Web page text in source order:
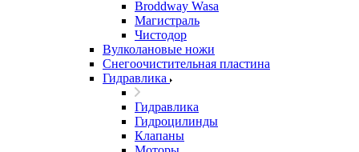
Broddway Wasa
Магистраль
Чистодор
Вулколановые ножи
Снегоочистительная пластина
Гидравлика
Гидравлика
Гидроцилинды
Клапаны